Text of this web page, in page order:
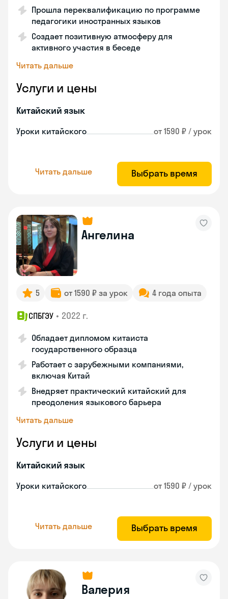
Прошла переквалификацию по программе
педагогики иностранных языков
Создает позитивную атмосферу для
активного участия в беседе
Читать дальше
Услуги и цены
Китайский язык
Уроки китайского от 1590 ₽ / урок
Читать дальше Выбрать время
Ангелина
5 от 1590 ₽ за урок 4 года опыта
СПБГЭУ • 2022 г.
Обладает дипломом китаиста
государственного образца
Работает с зарубежными компаниями,
включая Китай
Внедряет практический китайский для
преодоления языкового барьера
Читать дальше
Услуги и цены
Китайский язык
Уроки китайского от 1590 ₽ / урок
Читать дальше Выбрать время
Валерия